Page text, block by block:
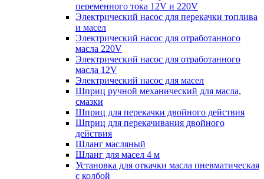
переменного тока 12V и 220V
Электрический насос для перекачки топлива
и масел
Электрический насос для отработанного
масла 220V
Электрический насос для отработанного
масла 12V
Электрический насос для масел
Шприц ручной механический для масла,
смазки
Шприц для перекачки двойного действия
Шприц для перекачивания двойного
действия
Шланг масляный
Шланг для масел 4 м
Установка для откачки масла пневматическая
с колбой